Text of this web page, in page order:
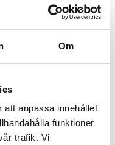
Om
att anpassa innehållet
funktioner
trafik. Vi